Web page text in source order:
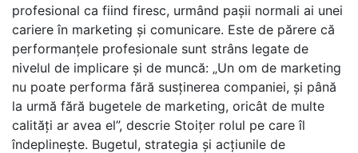
profesional ca fiind firesc, urmând pașii normali ai unei
cariere în marketing și comunicare. Este de părere că
performanțele profesionale sunt strâns legate de
nivelul de implicare și de muncă: „Un om de marketing
nu poate performa fără susținerea companiei, și până
la urmă fără bugetele de marketing, oricât de multe
calități ar avea el”, descrie Stoițer rolul pe care îl
îndeplinește. Bugetul, strategia și acțiunile de